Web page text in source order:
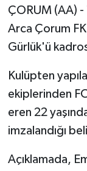
ÇORUM (AA)
Arca Çorum
Gürlük'ü
Kulüpten
ekiplerinden
eren 22
imzalandığı
Açıklamada,